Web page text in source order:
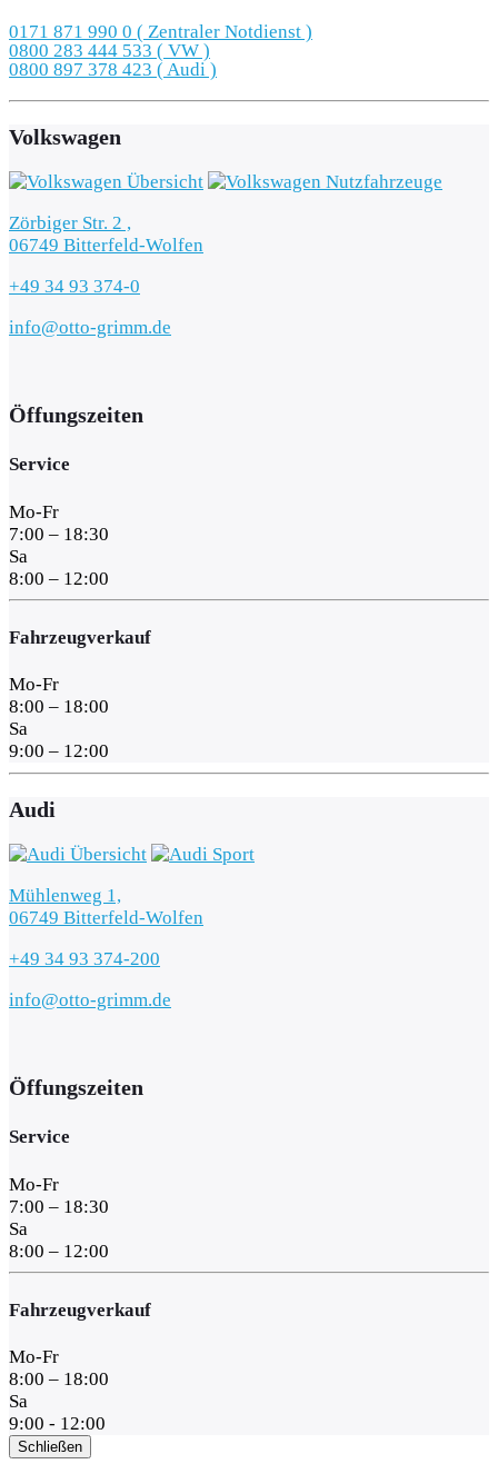
0171 871 990 0 ( Zentraler Notdienst )
0800 283 444 533 ( VW )
0800 897 378 423 ( Audi )
Volkswagen
Zörbiger Str. 2 ,
06749 Bitterfeld-Wolfen
+49 34 93 374-0
info@otto-grimm.de
Öffungszeiten
Service
Mo-Fr
7:00 – 18:30
Sa
8:00 – 12:00
Fahrzeugverkauf
Mo-Fr
8:00 – 18:00
Sa
9:00 – 12:00
Audi
Mühlenweg 1,
06749 Bitterfeld-Wolfen
+49 34 93 374-200
info@otto-grimm.de
Öffungszeiten
Service
Mo-Fr
7:00 – 18:30
Sa
8:00 – 12:00
Fahrzeugverkauf
Mo-Fr
8:00 – 18:00
Sa
9:00 - 12:00
Schließen